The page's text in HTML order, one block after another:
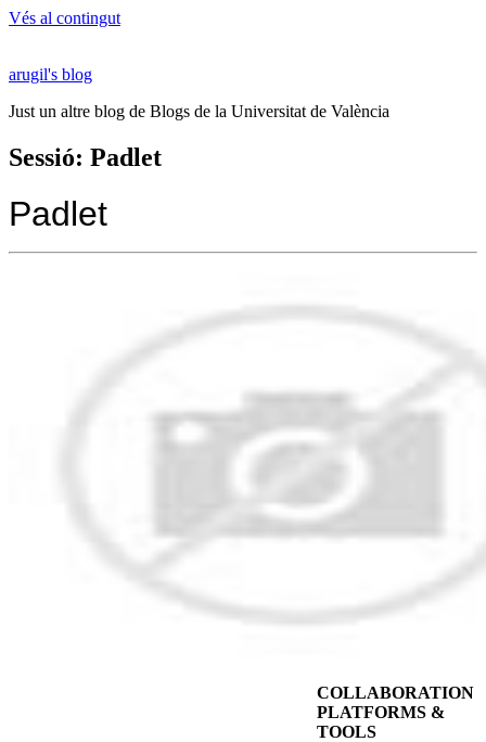
Vés al contingut
arugil's blog
Just un altre blog de Blogs de la Universitat de València
Sessió: Padlet
Padlet
COLLABORATION
PLATFORMS &
TOOLS